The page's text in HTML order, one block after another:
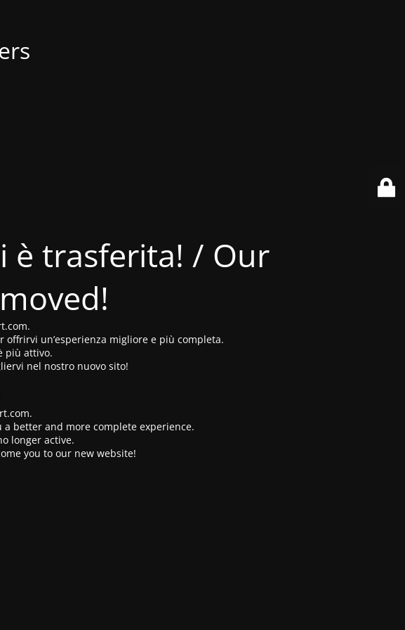
è trasferita! / Our
un’esperienza migliore e più completa.
più attivo.
nel nostro nuovo sito!
better and more complete experience.
longer active.
you to our new website!